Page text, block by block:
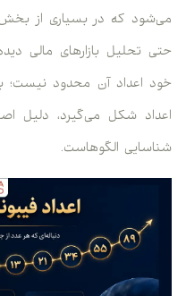
می‌شود که در بسیاری از
حتی تحلیل بازارهای مالی
خود اعداد آن محدود
اعداد شکل می‌گیرد، دلیل
شناسایی الگوهاست.